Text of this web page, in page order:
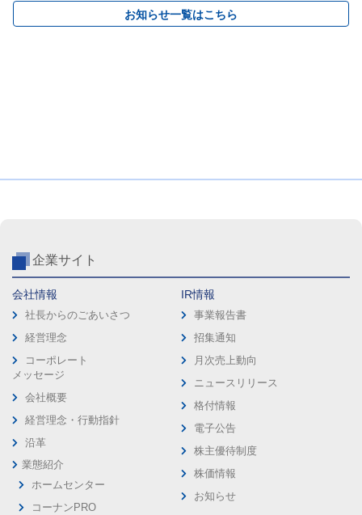
お知らせ一覧はこちら
企業サイト
会社情報
社長からのごあいさつ
経営理念
コーポレート
メッセージ
会社概要
経営理念・行動指針
沿革
業態紹介
ホームセンター
コーナンPRO
IR情報
事業報告書
招集通知
月次売上動向
ニュースリリース
格付情報
電子公告
株主優待制度
株価情報
お知らせ